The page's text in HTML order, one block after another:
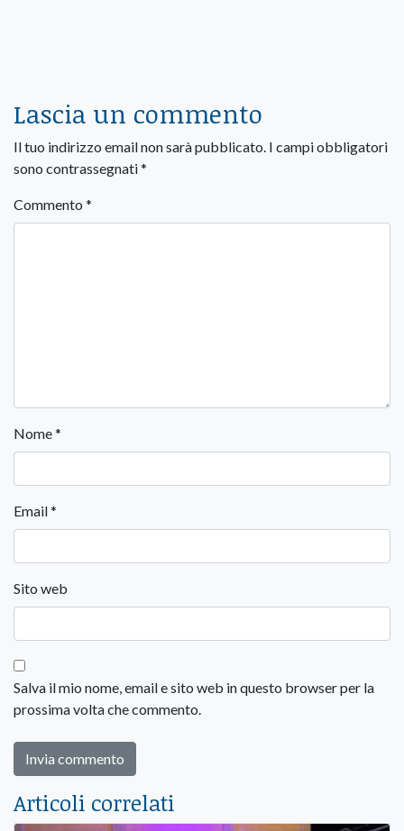
Lascia un commento
Il tuo indirizzo email non sarà pubblicato. I campi obbligatori
sono contrassegnati*
Commento *
Nome*
Email*
Sito web
Salva il mio nome, email e sito web in questo browser per la
prossima volta che commento.
Articoli correlati